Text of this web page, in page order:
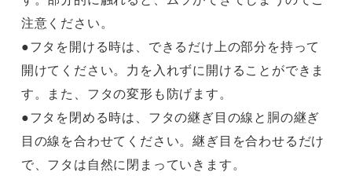
注意ください。
●フタを開ける時は、できるだけ上の部分を持って
開けてください。力を入れずに開けることができま
す。また、フタの変形も防げます。
●フタを閉める時は、フタの継ぎ目の線と胴の継ぎ
目の線を合わせてください。継ぎ目を合わせるだけ
で、フタは自然に閉まっていきます。